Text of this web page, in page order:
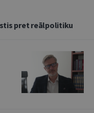
pret reālpolitiku